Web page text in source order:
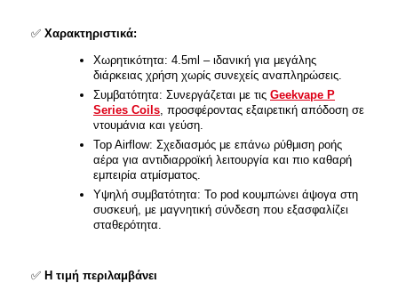
✅ Χαρακτηριστικά:
Χωρητικότητα: 4.5ml – ιδανική για μεγάλης
διάρκειας χρήση χωρίς συνεχείς αναπληρώσεις.
Συμβατότητα: Συνεργάζεται με τις Geekvape P
Series Coils, προσφέροντας εξαιρετική απόδοση σε
ντουμάνια και γεύση.
Top Airflow: Σχεδιασμός με επάνω ρύθμιση ροής
αέρα για αντιδιαρροϊκή λειτουργία και πιο καθαρή
εμπειρία ατμίσματος.
Υψηλή συμβατότητα: Το pod κουμπώνει άψογα στη
συσκευή, με μαγνητική σύνδεση που εξασφαλίζει
σταθερότητα.
✅ Η τιμή περιλαμβάνει